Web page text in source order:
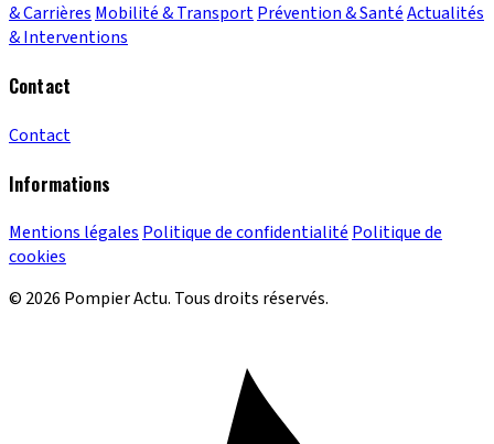
& Carrières Mobilité & TransportPrévention & SantéActualités
& Interventions
Contact
Contact
Informations
Mentions légales Politique de confidentialité Politique de
cookies
© 2026 Pompier Actu. Tous droits réservés.